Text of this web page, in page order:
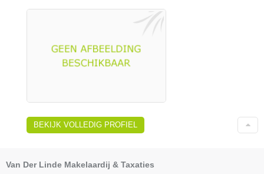
BEKIJK VOLLEDIG PROFIEL
Van Der Linde Makelaardij & Taxaties